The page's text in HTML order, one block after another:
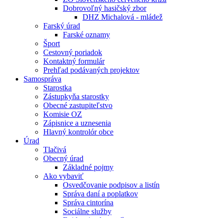
Dobrovoľný hasičský zbor
DHZ Michalová - mládež
Farský úrad
Farské oznamy
Šport
Cestovný poriadok
Kontaktný formulár
Prehľad podávaných projektov
Samospráva
Starostka
Zástupkyňa starostky
Obecné zastupiteľstvo
Komisie OZ
Zápisnice a uznesenia
Hlavný kontrolór obce
Úrad
Tlačivá
Obecný úrad
Základné pojmy
Ako vybaviť
Osvedčovanie podpisov a listín
Správa daní a poplatkov
Správa cintorína
Sociálne služby